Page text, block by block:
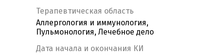
Терапевтическая область
Аллергология и иммунология,
Пульмонология, Лечебное дело
Дата начала и окончания КИ